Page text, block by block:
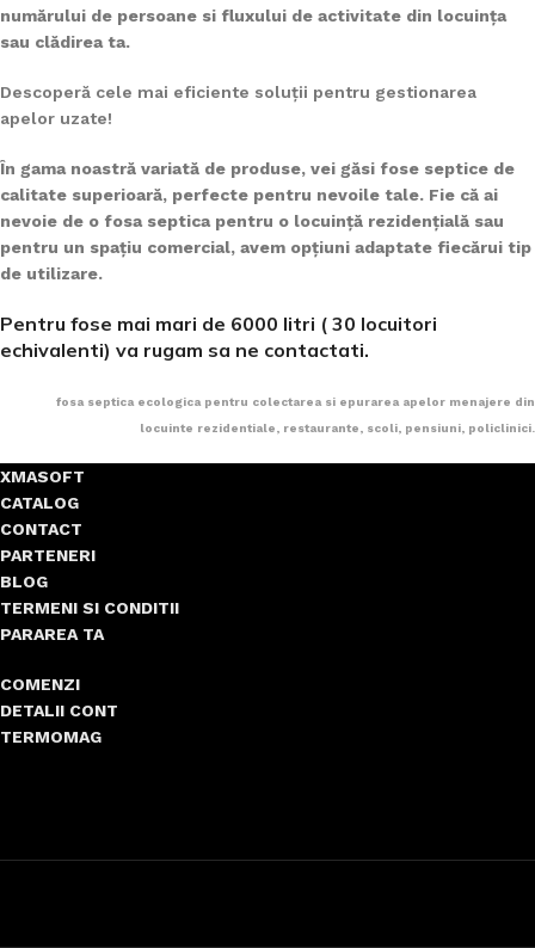
numărului de persoane si fluxului de activitate din locuința
sau clădirea ta.
Descoperă cele mai eficiente soluții pentru gestionarea
apelor uzate!
În gama noastră variată de produse, vei găsi fose septice de
calitate superioară, perfecte pentru nevoile tale. Fie că ai
nevoie de o fosa septica pentru o locuință rezidențială sau
pentru un spațiu comercial, avem opțiuni adaptate fiecărui tip
de utilizare.
Pentru fose mai mari de 6000 litri ( 30 locuitori
echivalenti) va rugam sa ne contactati.
fosa septica ecologica pentru colectarea si epurarea apelor menajere din
locuinte rezidentiale, restaurante, scoli, pensiuni, policlinici.
XMASOFT
CATALOG
CONTACT
PARTENERI
BLOG
TERMENI SI CONDITII
PARAREA TA
COMENZI
DETALII CONT
TERMOMAG